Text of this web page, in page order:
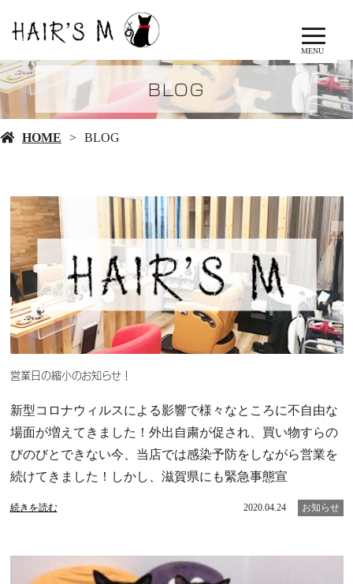
MENU
BLOG
HOME BLOG
営業日の縮小のお知らせ！
新型コロナウィルスによる影響で様々なところに不自由な
場面が増えてきました！外出自粛が促され、買い物すらの
びのびとできない今、当店では感染予防をしながら営業を
続けてきました！しかし、滋賀県にも緊急事態宣
続きを読む 2020.04.24 お知らせ